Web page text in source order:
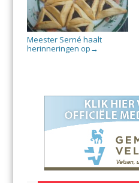
Meester Serné haalt
herinneringen op →